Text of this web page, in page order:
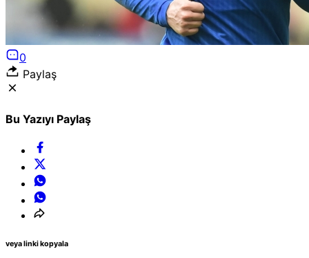
0
Paylaş
Bu Yazıyı Paylaş
veya linki kopyala